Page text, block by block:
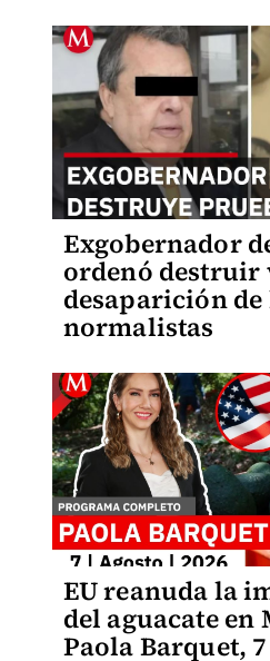
Exgobernador
ordenó destruir
desaparición de
normalistas
EU reanuda la
del aguacate en
Paola Barquet,